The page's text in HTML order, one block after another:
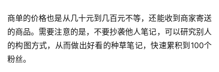
商单的价格也是从几十元到几百元不等，还能收到商家寄送
的商品。需要注意的是，不要抄袭他人笔记，可以研究别人
的构图方式，从而做出好看的种草笔记，快速累积到100个
粉丝。